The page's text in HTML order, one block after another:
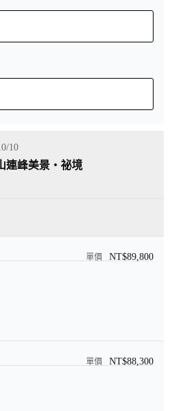
10
連峰美景・祕境
NT$89,800
NT$88,300